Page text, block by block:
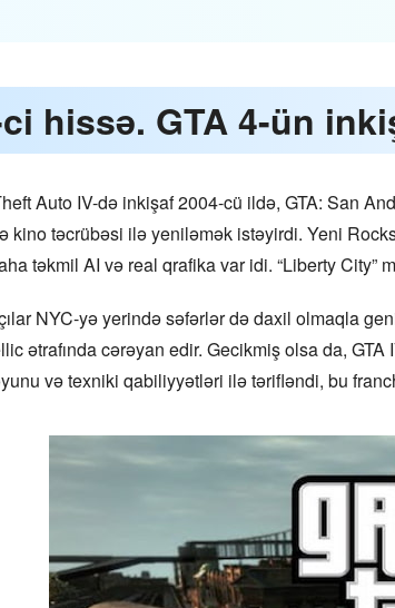
hissə. GTA 4-ün
Auto IV-də inkişaf 2004-cü ildə, GTA: San
kino təcrübəsi ilə yeniləmək istəyirdi. Yeni
təkmil AI və real qrafika var idi. “Liberty
NYC-yə yerində səfərlər də daxil olmaqla
ətrafında cərəyan edir. Gecikmiş olsa da,
və texniki qabiliyyətləri ilə tərifləndi, bu